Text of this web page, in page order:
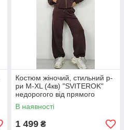
Костюм жіночий, стильний р-
ри M-XL (4кв) "SVITEROK"
недорогого від прямого
постачальника
В наявності
1 499 ₴